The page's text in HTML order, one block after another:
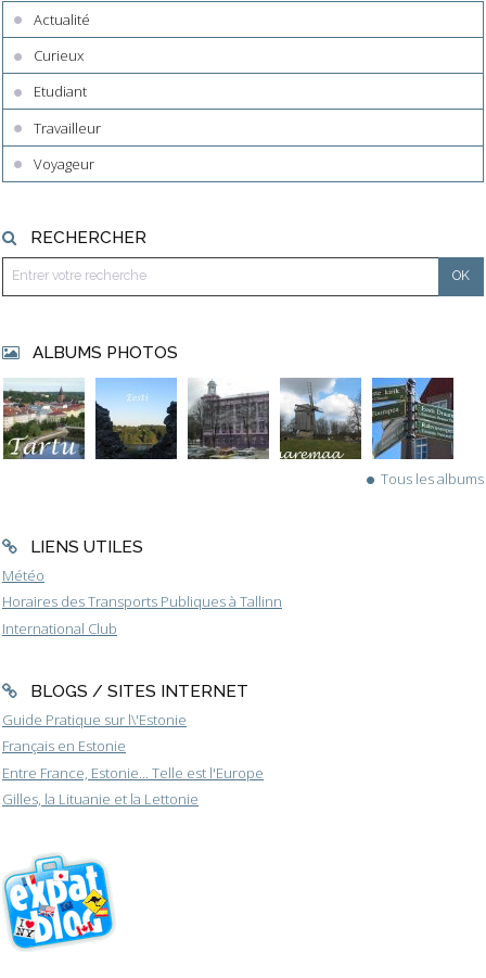
Actualité
Curieux
Etudiant
Travailleur
Voyageur
RECHERCHER
ALBUMS PHOTOS
Tous les albums
LIENS UTILES
Météo
Horaires des Transports Publiques à Tallinn
International Club
BLOGS / SITES INTERNET
Guide Pratique sur l\'Estonie
Français en Estonie
Entre France, Estonie... Telle est l'Europe
Gilles, la Lituanie et la Lettonie